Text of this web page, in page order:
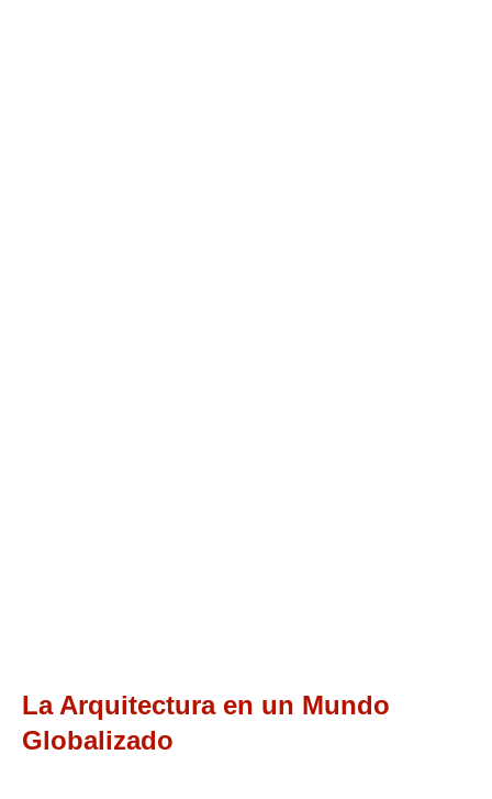
La Arquitectura en un Mundo
Globalizado